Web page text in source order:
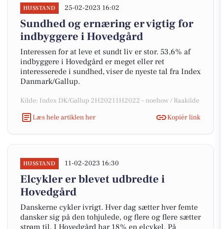
HUSSTAND 25-02-2023 16:02
Sundhed og ernæring er vigtig for
indbyggere i Hovedgård
Interessen for at leve et sundt liv er stor. 53,6% af
indbyggere i Hovedgård er meget eller ret
interesserede i sundhed, viser de nyeste tal fra Index
Danmark/Gallup.
Kilde: Index DK/Gallup 2H20211H2022 - noehow / Raakilde
Læs hele artiklen her
Kopiér link
HUSSTAND 11-02-2023 16:30
Elcykler er blevet udbredte i
Hovedgård
Danskerne cykler ivrigt. Hver dag sætter hver femte
dansker sig på den tohjulede, og flere og flere sætter
strøm til. I Hovedgård har 18% en elcykel. På